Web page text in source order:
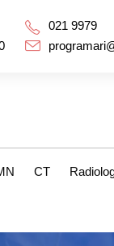
021 9979
CT